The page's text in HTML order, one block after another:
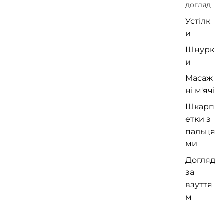
догляд
Устілк
и
Шнурк
и
Масаж
ні м'ячі
Шкарп
етки з
пальця
ми
Догляд
за
взуття
м